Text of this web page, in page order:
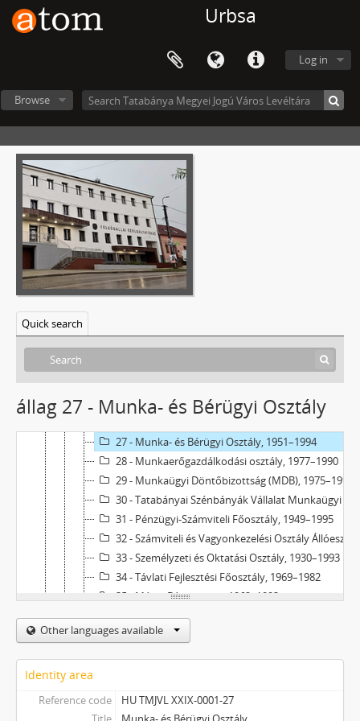
Urbsa
Log in
Browse
Quick search
állag 27 - Munka- és Bérügyi Osztály
05 - Bányaföldtani és Geológiai Osztály, 1910–1982
07 - Bányaművelési Főosztály, 1965–1989
08 - Bányászati Fejlesztési és Beruházási Osztály, 1973–1995
09 - Beruházási Főosztály, 1965–1987
10 - Beruházási Osztály, 1895–1990
12 - Beruházást Előkészítő Osztály, 1966–1987
13 - Biztonsági Osztály, 1964–2000
14 - Építészeti Üzem, 1963–1984
15 - Érdekeltségi és Külgazdasági Osztály, 1949–1992
16 - Fővállalkozási Igazgatóság, 1973–1995
17 - Gazdasági Iroda, 1966–1991
18 - Gépészeti és Villamossági Főosztály, 1958–1987
19 - Haldex Rt., 1957–1997
22 - Jogi Osztály, 1948–1998
23 - Jogügyi Osztály Szabadalmi Csoport, 1962–1996
24 - Kereskedelmi Osztály, 1964–1991
25 - Közgazdasági Főosztály, 1896–1994
26 - Központi Bányamentő Állomás, 1960–1994
27 - Munka- és Bérügyi Osztály, 1951–1994
28 - Munkaerőgazdálkodási osztály, 1977–1990
29 - Munkaügyi Döntőbizottság (MDB), 1975–1991
30 - Tatabányai Szénbányák Vállalat Munkaügyi Osztály és Felvételi Iroda, 1896–1990
31 - Pénzügyi-Számviteli Főosztály, 1949–1995
32 - Számviteli és Vagyonkezelési Osztály Állóeszköz-nyilvántartó Csoport, 1949–1992
33 - Személyzeti és Oktatási Osztály, 1930–1993
34 - Távlati Fejlesztési Főosztály, 1969–1982
35 - Mányi Bányaüzem, 1962–1993
36 - Központi Irattár, 1954–1990
37 - VIDUS (Víztisztító és Dúsító Berendezések Gyára), 1969–1991
40 - Palahányó Üzem, 1961–1982
41 - Szénelőkészítő és Brikettermelő Üzem, 1968–1993
Other languages available
Identity area
Reference code
HU TMJVL XXIX-0001-27